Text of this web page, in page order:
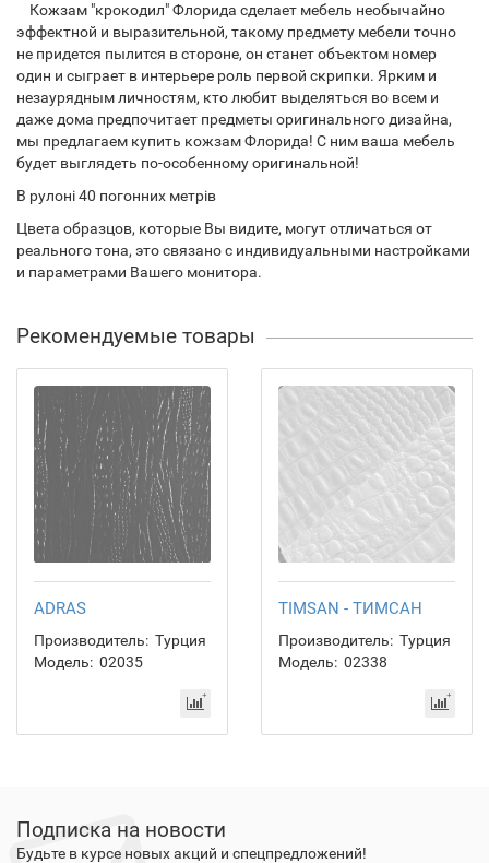
Кожзам "крокодил" Флорида сделает мебель необычайно
эффектной и выразительной, такому предмету мебели точно
не придется пылится в стороне, он станет объектом номер
один и сыграет в интерьере роль первой скрипки. Ярким и
незаурядным личностям, кто любит выделяться во всем и
даже дома предпочитает предметы оригинального дизайна,
мы предлагаем купить кожзам Флорида! С ним ваша мебель
будет выглядеть по-особенному оригинальной!
В рулоні 40 погонних метрів
Цвета образцов, которые Вы видите, могут отличаться от
реального тона, это связано с индивидуальными настройками
и параметрами Вашего монитора.
Рекомендуемые товары
ADRAS
Производитель: Турция
Модель: 02035
TIMSAN - ТИМСАН
Производитель: Турция
Модель: 02338
Подписка на новости
Будьте в курсе новых акций и спецпредложений!